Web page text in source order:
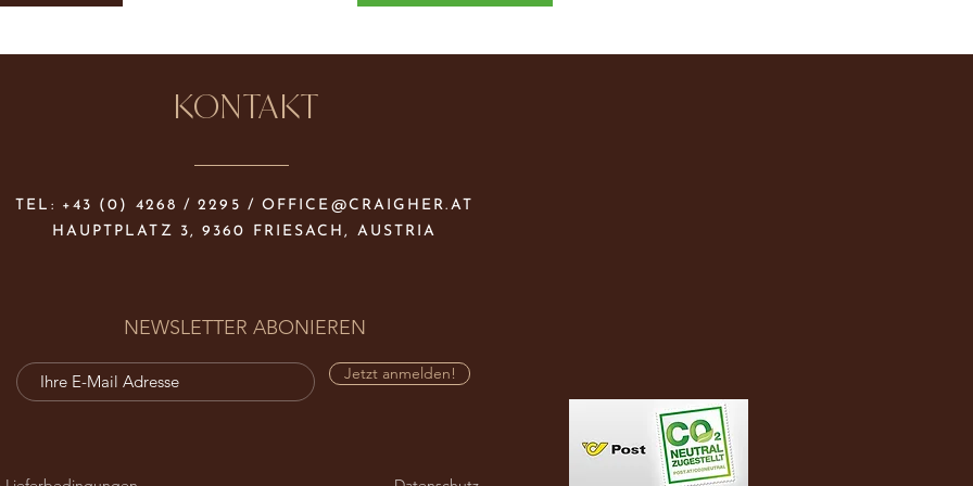
KONTAKT
TEL: +43 (0) 4268 / 2295 / OFFICE@CRAIGHER.AT
HAUPTPLATZ 3, 9360 FRIESACH, AUSTRIA
NEWSLETTER ABONIEREN
Jetzt anmelden!